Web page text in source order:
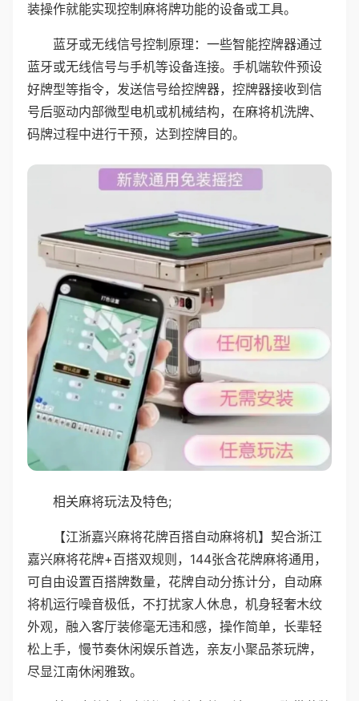
装操作就能实现控制麻将牌功能的设备或工具。
蓝牙或无线信号控制原理：一些智能控牌器通过
蓝牙或无线信号与手机等设备连接。手机端软件预设
好牌型等指令，发送信号给控牌器，控牌器接收到信
号后驱动内部微型电机或机械结构，在麻将机洗牌、
码牌过程中进行干预，达到控牌目的。
相关麻将玩法及特色;
【江浙嘉兴麻将花牌百搭自动麻将机】契合浙江
嘉兴麻将花牌+百搭双规则，144张含花牌麻将通用，
可自由设置百搭牌数量，花牌自动分拣计分，自动麻
将机运行噪音极低，不打扰家人休息，机身轻奢木纹
外观，融入客厅装修毫无违和感，操作简单，长辈轻
松上手，慢节奏休闲娱乐首选，亲友小聚品茶玩牌，
尽显江南休闲雅致。